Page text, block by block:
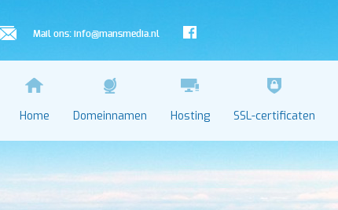
Mail ons: info@mansmedia.nl
Home Domeinnamen Hosting SSL-certificaten